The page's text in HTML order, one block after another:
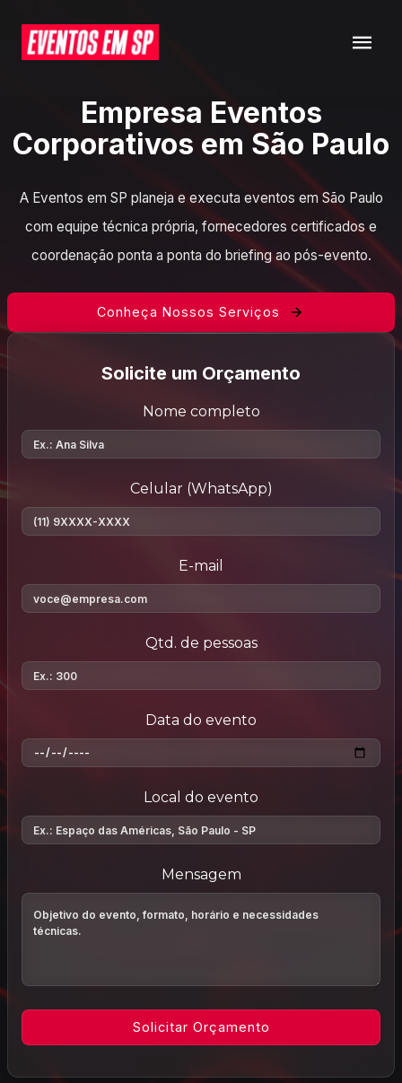
Empresa Eventos
Corporativos em São Paulo
A Eventos em SP planeja e executa eventos em São Paulo
com equipe técnica própria, fornecedores certificados e
coordenação ponta a ponta do briefing ao pós-evento.
Conheça Nossos Serviços
Solicite um Orçamento
Nome completo
Celular (WhatsApp)
E-mail
Qtd. de pessoas
Data do evento
Local do evento
Mensagem